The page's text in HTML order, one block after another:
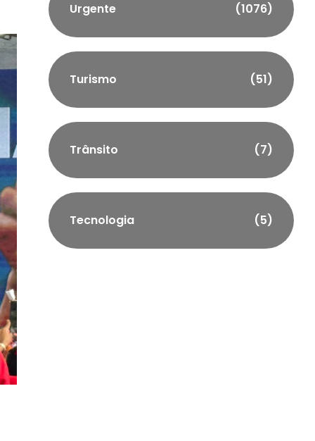
Urgente (1076)
Turismo (51)
Trânsito (7)
Tecnologia (5)